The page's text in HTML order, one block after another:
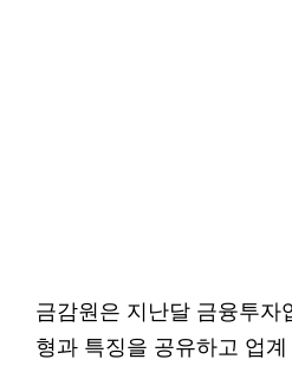
금감원은 지난달 금융투자
형과 특징을 공유하고 업